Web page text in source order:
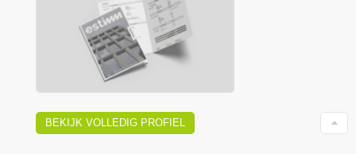
BEKIJK VOLLEDIG PROFIEL